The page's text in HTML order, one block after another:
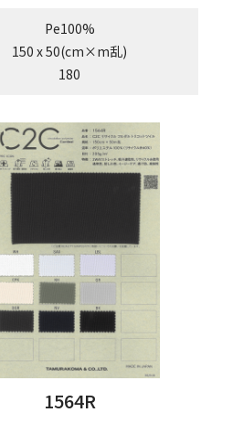
Pe100%
150 x 50(cm×m乱)
180
1564R